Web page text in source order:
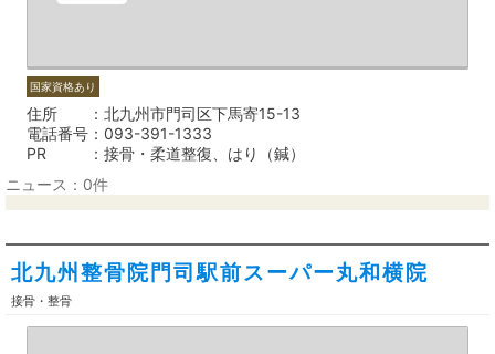
国家資格あり
住所
北九州市門司区下馬寄15-13
電話番号
093-391-1333
PR
接骨・柔道整復、はり（鍼）
ニュース：0件
北九州整骨院門司駅前スーパー丸和横院
接骨・整骨